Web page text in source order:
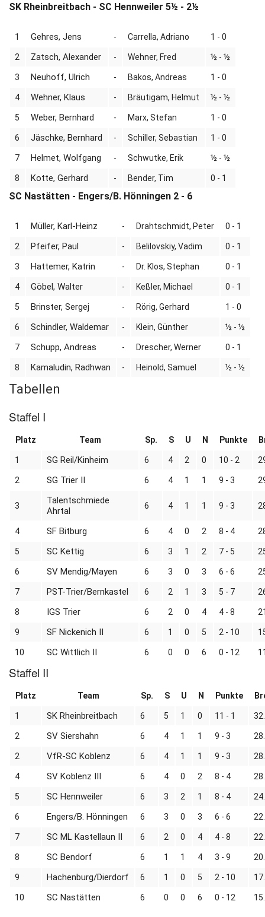
SK Rheinbreitbach - SC Hennweiler 5½ - 2½
1 Gehres, Jens - Carrella, Adriano 1 - 0
2 Zatsch, Alexander - Wehner, Fred ½ - ½
3 Neuhoff, Ulrich - Bakos, Andreas 1 - 0
4 Wehner, Klaus - Bräutigam, Helmut ½ - ½
5 Weber, Bernhard - Marx, Stefan 1 - 0
6 Jäschke, Bernhard - Schiller, Sebastian 1 - 0
7 Helmet, Wolfgang - Schwutke, Erik ½ - ½
8 Kotte, Gerhard - Bender, Tim 0 - 1
SC Nastätten - Engers/B. Hönningen 2 - 6
1 Müller, Karl-Heinz - Drahtschmidt, Peter 0 - 1
2 Pfeifer, Paul - Belilovskiy, Vadim 0 - 1
3 Hattemer, Katrin - Dr. Klos, Stephan 0 - 1
4 Göbel, Walter - Keßler, Michael 0 - 1
5 Brinster, Sergej - Rörig, Gerhard 1 - 0
6 Schindler, Waldemar - Klein, Günther ½ - ½
7 Schupp, Andreas - Drescher, Werner 0 - 1
8 Kamaludin, Radhwan - Heinold, Samuel ½ - ½
Tabellen
Staffel I
Platz Team Sp. S U N Punkte
1 SG Reil/Kinheim 6 4 2 0 10 - 2
2 SG Trier II 6 4 1 1 9 - 3
3
Talentschmiede
Ahrtal
6 4 1 1 9 - 3
4 SF Bitburg 6 4 0 2 8 - 4
5 SC Kettig 6 3 1 2 7 - 5
6 SV Mendig/Mayen 6 3 0 3 6 - 6
7 PST-Trier/Bernkastel 6 2 1 3 5 - 7
8 IGS Trier 6 2 0 4 4 - 8
9 SF Nickenich II 6 1 0 5 2 - 10
10 SC Wittlich II 6 0 0 6 0 - 12
Staffel II
Platz Team Sp. S U N Punkte
1 SK Rheinbreitbach 6 5 1 0 11 - 1
2 SV Siershahn 6 4 1 1 9 - 3
2 VfR-SC Koblenz 6 4 1 1 9 - 3
4 SV Koblenz III 6 4 0 2 8 - 4
5 SC Hennweiler 6 3 2 1 8 - 4
6 Engers/B. Hönningen 6 3 0 3 6 - 6
7 SC ML Kastellaun II 6 2 0 4 4 - 8
8 SC Bendorf 6 1 1 4 3 - 9
9 Hachenburg/Dierdorf 6 1 0 5 2 - 10
10 SC Nastätten 6 0 0 6 0 - 12